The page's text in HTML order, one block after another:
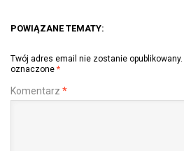
POWIĄZANE TEMATY:
Twój adres email nie zostanie opublikowany.
oznaczone *
Komentarz *